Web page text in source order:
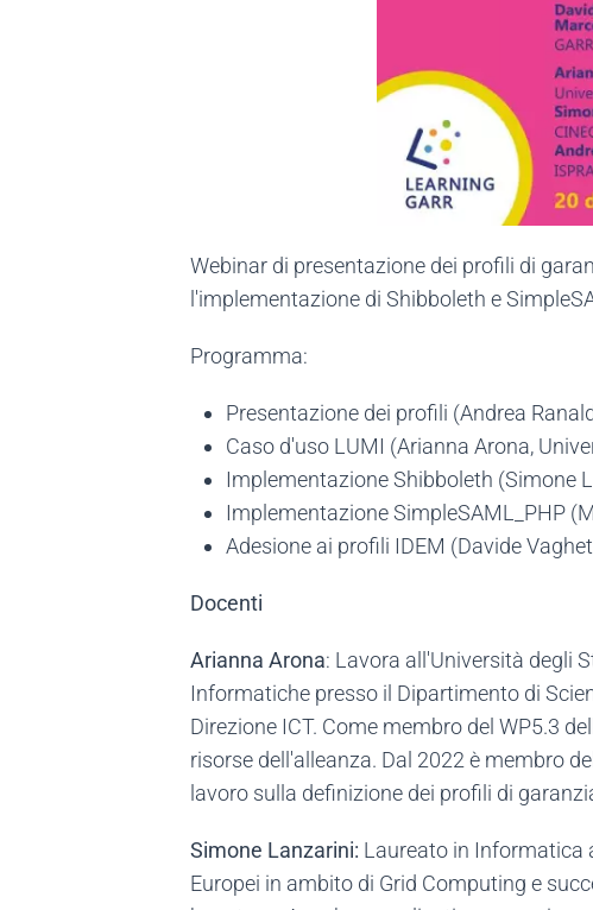
Webinar di presentazione dei profili di
l'implementazione di Shibboleth e
Programma:
Presentazione dei profili (Andrea
Caso d'uso LUMI (Arianna Arona,
Implementazione Shibboleth (Simone
Implementazione SimpleSAML_PHP
Adesione ai profili IDEM (Davide
Docenti
Arianna Arona: Lavora all'Università degli
Informatiche presso il Dipartimento di
Direzione ICT. Come membro del WP5.3
risorse dell'alleanza. Dal 2022 è membro
lavoro sulla definizione dei profili di
Simone Lanzarini: Laureato in Informatica
Europei in ambito di Grid Computing e